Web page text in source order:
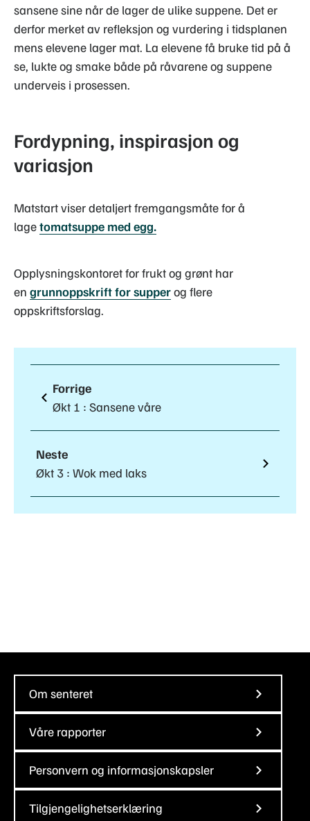
sansene sine når de lager de ulike suppene. Det er
derfor merket av refleksjon og vurdering i tidsplanen
mens elevene lager mat. La elevene få bruke tid på å
se, lukte og smake både på råvarene og suppene
underveis i prosessen.
Fordypning, inspirasjon og
variasjon
Matstart viser detaljert fremgangsmåte for å
lagetomatsuppe med egg.
Opplysningskontoret for frukt og grønt har
en grunnoppskrift for supperog flere
oppskriftsforslag.
Forrige
Økt 1 : Sansene våre
Neste
Økt 3 : Wok med laks
Om senteret
Våre rapporter
Personvern og informasjonskapsler
Tilgjengelighetserklæring